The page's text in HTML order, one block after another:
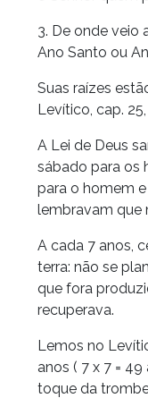
3. De onde veio
Ano Santo ou
Suas raízes
Levítico, cap.
A Lei de Deus
sábado para os
para o homem
lembravam que
A cada 7 anos,
terra: não se
que fora
recuperava.
Lemos no
anos ( 7 x 7 =
toque da